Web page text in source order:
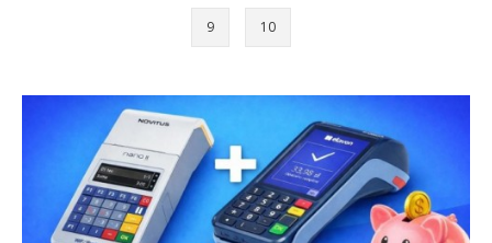
9 10